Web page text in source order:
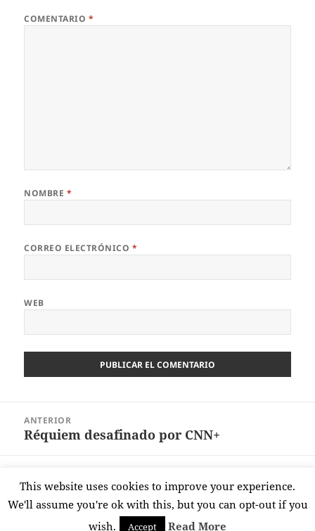
COMENTARIO *
NOMBRE *
CORREO ELECTRÓNICO *
WEB
entradas
ANTERIOR
Entrada
Réquiem desafinado por CNN+
Entrada
siguiente:
No sin mi cheque-bebé
Funciona gracias a WordPress
This website uses cookies to improve your experience.
We'll assume you're ok with this, but you can opt-out if you
wish.
Accept Read More